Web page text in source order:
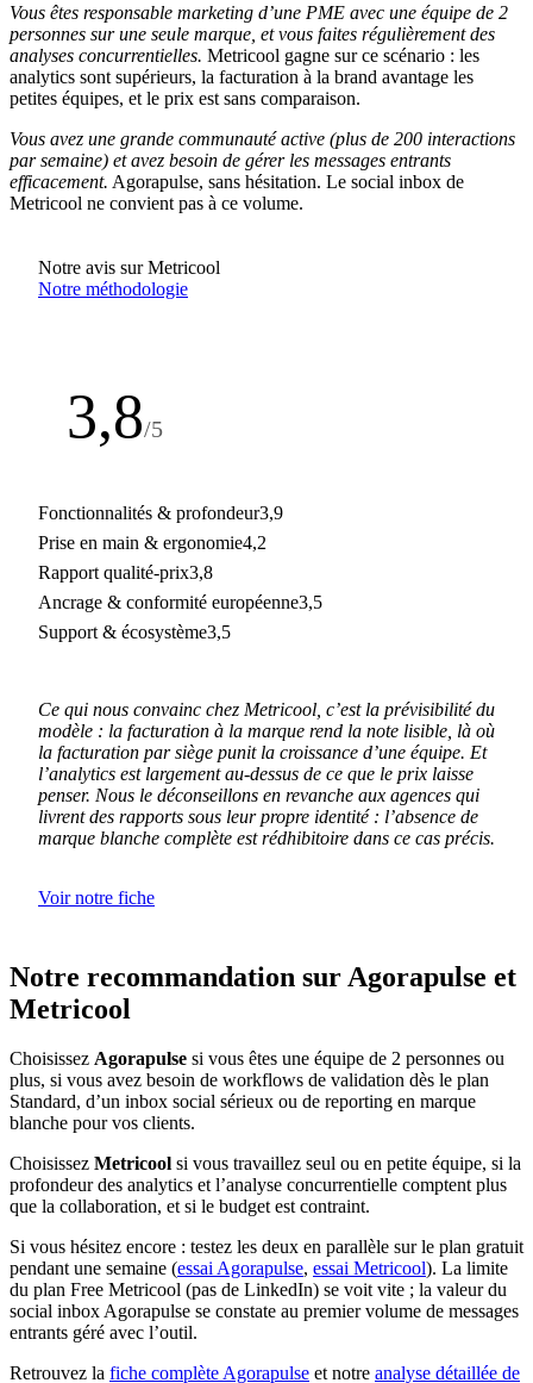
Vous êtes responsable marketing d’une PME avec une équipe de 2
personnes sur une seule marque, et vous faites régulièrement des
analyses concurrentielles. Metricool gagne sur ce scénario : les
analytics sont supérieurs, la facturation à la brand avantage les
petites équipes, et le prix est sans comparaison.
Vous avez une grande communauté active (plus de 200 interactions
par semaine) et avez besoin de gérer les messages entrants
efficacement. Agorapulse, sans hésitation. Le social inbox de
Metricool ne convient pas à ce volume.
Notre avis sur Metricool
Notre méthodologie
3,8/5
Fonctionnalités & profondeur3,9
Prise en main & ergonomie4,2
Rapport qualité-prix3,8
Ancrage & conformité européenne3,5
Support & écosystème3,5
Ce qui nous convainc chez Metricool, c’est la prévisibilité du
modèle : la facturation à la marque rend la note lisible, là où
la facturation par siège punit la croissance d’une équipe. Et
l’analytics est largement au-dessus de ce que le prix laisse
penser. Nous le déconseillons en revanche aux agences qui
livrent des rapports sous leur propre identité : l’absence de
marque blanche complète est rédhibitoire dans ce cas précis.
Voir notre fiche
Notre recommandation sur Agorapulse et
Metricool
Choisissez Agorapulse si vous êtes une équipe de 2 personnes ou
plus, si vous avez besoin de workflows de validation dès le plan
Standard, d’un inbox social sérieux ou de reporting en marque
blanche pour vos clients.
Choisissez Metricool si vous travaillez seul ou en petite équipe, si la
profondeur des analytics et l’analyse concurrentielle comptent plus
que la collaboration, et si le budget est contraint.
Si vous hésitez encore : testez les deux en parallèle sur le plan gratuit
pendant une semaine (essai Agorapulse, essai Metricool). La limite
du plan Free Metricool (pas de LinkedIn) se voit vite ; la valeur du
social inbox Agorapulse se constate au premier volume de messages
entrants géré avec l’outil.
Retrouvez la fiche complète Agorapulse et notre analyse détaillée de